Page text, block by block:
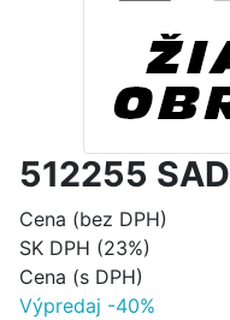
512255
Cena (bez DPH)
SK DPH (23%)
Cena (s DPH)
Výpredaj -40%